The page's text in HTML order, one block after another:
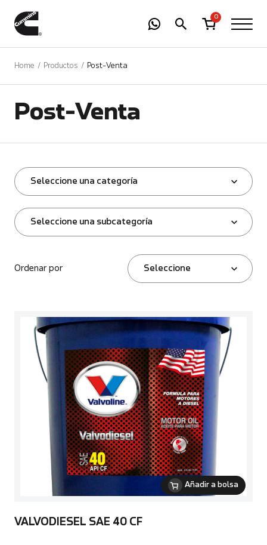
0
Home Productos Post-Venta
Post-Venta
Seleccione una categoría
Seleccione una subcategoría
Ordenar por Seleccione
Añadir a bolsa
VALVODIESEL SAE 40 CF